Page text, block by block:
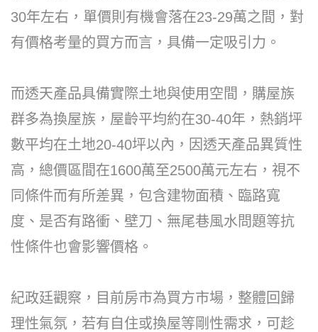
30年左右，單價則有機會落在23-29萬之間，對
有價格考量的買方而言，具備一定吸引力。
而透天產品具備實際土地與使用空間，購屋族
群多為換屋族，屋齡平均約在30-40年，熱銷坪
數平均在土地20-40坪以內，因透天產品異質性
高，總價區間在1600萬至2500萬元左右，視不
同條件而有所差異，包含建物面積、臨路寬
度、是否有路衝、壁刀、無尾巷風水問題等抗
性條件也會影響價格。
紀政廷觀察，目前房市為買方市場，整體回歸
理性氣氛，若有自住或換屋等剛性需求，可趁